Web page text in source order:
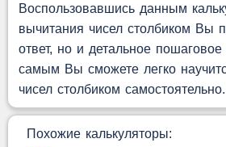
Воспользовавшись данным
вычитания чисел столбиком Вы
ответ, но и детальное
самым Вы сможете легко
чисел столбиком самостоятельно.
Похожие калькуляторы: